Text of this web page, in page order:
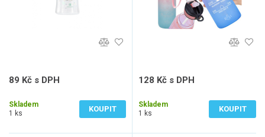
89 Kč s DPH
Skladem
1 ks
KOUPIT
128 Kč s DPH
Skladem
1 ks
KOUPIT